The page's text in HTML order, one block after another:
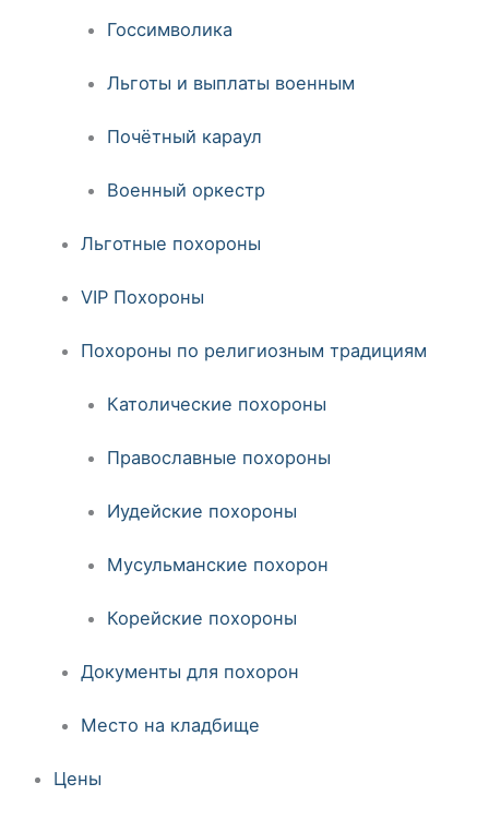
Госсимволика
Льготы и выплаты военным
Почётный караул
Военный оркестр
Льготные похороны
VIP Похороны
Похороны по религиозным традициям
Католические похороны
Православные похороны
Иудейские похороны
Мусульманские похорон
Корейские похороны
Документы для похорон
Место на кладбище
Цены